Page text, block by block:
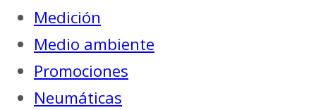
Medición
Medio ambiente
Promociones
Neumáticas